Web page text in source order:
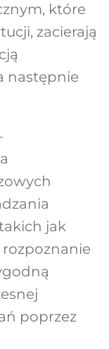
które
zacierają
następnie
jak
poprzez